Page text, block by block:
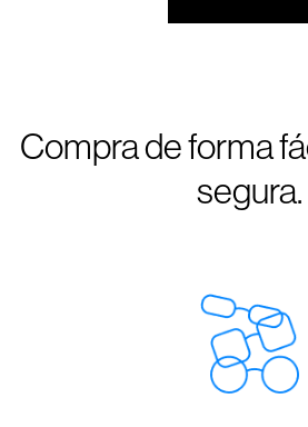
Compra de forma
segura.